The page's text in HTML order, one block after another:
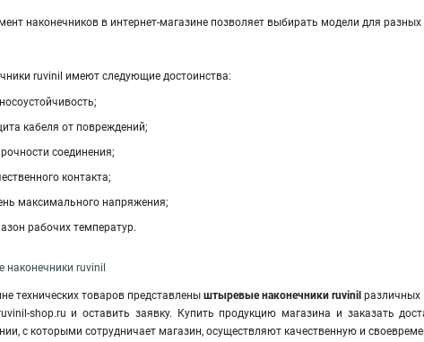
наконечников в интернет-магазине позволяет выбирать модели для разных
ruvinil имеют следующие достоинства:
кабеля от повреждений;
соединения;
контакта;
максимального напряжения;
рабочих температур.
наконечники ruvinil
технических товаров представленыштыревые наконечники ruvinil различных
shop.ru и оставить заявку. Купить продукцию магазина и заказать
с которыми сотрудничает магазин, осуществляют качественную и